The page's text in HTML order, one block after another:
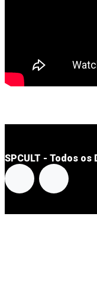
SPCULT - Todos